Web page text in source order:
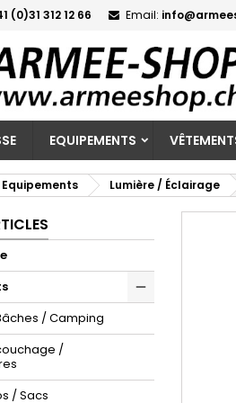
(0)31 312 12 66 Email:
EQUIPEMENTS
Equipements Lumière / Éclairage
/ Camping
/
/ Sacs
add_circle_outline